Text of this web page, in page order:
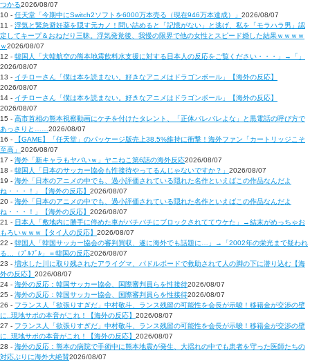
つかる2026/08/07
10 - 任天堂「今期中にSwitch2ソフトを6000万本売る（現在946万本達成）」 2026/08/07
11 - 浮気と緊急避妊薬を隠す元カノ！問い詰めると「記憶がない」と逃げ、私を「モラハラ男」認
定してキープ＆おねだり三昧。浮気発覚後、我慢の限界で他の女性とスピード婚した結果ｗｗｗｗ
ｗ2026/08/07
12 - 韓国人「大韓航空の熊本地震飲料水支援に対する日本人の反応をご覧ください・・・」→「」
2026/08/07
13 - イチローさん「僕は本を読まない。好きなアニメはドラゴンボール」【海外の反応】
2026/08/07
14 - イチローさん「僕は本を読まない。好きなアニメはドラゴンボール」【海外の反応】
2026/08/07
15 - 高市首相の熊本視察動画にケチを付けたタレント、「正体バレバレよな」と黒電話の呼び方で
あっさりと……2026/08/07
16 -
【GAME】「任天堂」のパッケージ版売上38.5%維持に衝撃！海外ファン「カートリッジこそ
至高」 2026/08/07
17 - 海外「新キャラもヤバいｗ」ヤニねこ第6話の海外反応2026/08/07
18 - 韓国人「日本のサッカー協会も性接待やってるんじゃないですか？」 2026/08/07
19 - 海外「日本のアニメの中でも、過小評価されている隠れた名作といえばこの作品なんだよ
ね・・・！」【海外の反応】 2026/08/07
20 - 海外「日本のアニメの中でも、過小評価されている隠れた名作といえばこの作品なんだよ
ね・・・！」【海外の反応】 2026/08/07
21 - 日本人「敷地内に勝手に停めた車がバチバチにブロックされててウケた」→結末がめっちゃお
もろいｗｗｗ【タイ人の反応】 2026/08/07
22 - 韓国人「韓国サッカー協会の審判買収、遂に海外でも話題に…」→「2002年の栄光まで疑われ
る…（ﾌﾞﾙﾌﾞﾙ」＝韓国の反応2026/08/07
23 - 増水した川に取り残されたアライグマ、パドルボードで救助されて人の脚の下に潜り込む【海
外の反応】 2026/08/07
24 - 海外の反応：韓国サッカー協会、国際審判員らを性接待2026/08/07
25 - 海外の反応：韓国サッカー協会、国際審判員らを性接待2026/08/07
26 - フランス人「欲張りすぎだ」中村敬斗、ランス残留の可能性を会長が示唆！移籍金が交渉の壁
に..現地サポの本音がこれ！【海外の反応】 2026/08/07
27 - フランス人「欲張りすぎだ」中村敬斗、ランス残留の可能性を会長が示唆！移籍金が交渉の壁
に..現地サポの本音がこれ！【海外の反応】 2026/08/07
28 - 海外の反応：熊本の病院で手術中に熊本地震が発生、大揺れの中でも患者を守った医師たちの
対応ぶりに海外大絶賛2026/08/07